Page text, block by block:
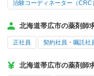
治験コーディネーター（CRC）
北海道帯広市の薬剤師
正社員 契約社員・嘱託社
北海道帯広市の薬剤師